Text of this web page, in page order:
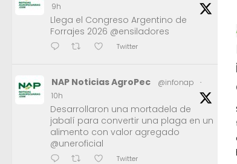
9h
Llega el Congreso Argentino de
Forrajes 2026 @ensiladores
Twitter
NAP Noticias AgroPec @infonap
·
10h
Desarrollaron una mortadela de
jabalí para convertir una plaga en un
alimento con valor agregado
@uneroficial
Twitter